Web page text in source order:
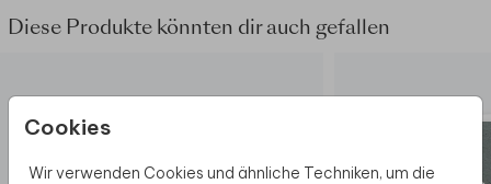
Cookies
Wir verwenden Cookies und ähnliche Techniken, um die
Diese Produkte könnten dir auch gefallen